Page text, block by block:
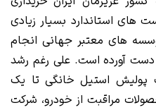
های استاندارد بسیار زیادی
های معتبر جهانی انجام
دست آورده است. علی رغم رشد
استیل خانگی تا یک
مراقبت از خودرو، شرکت